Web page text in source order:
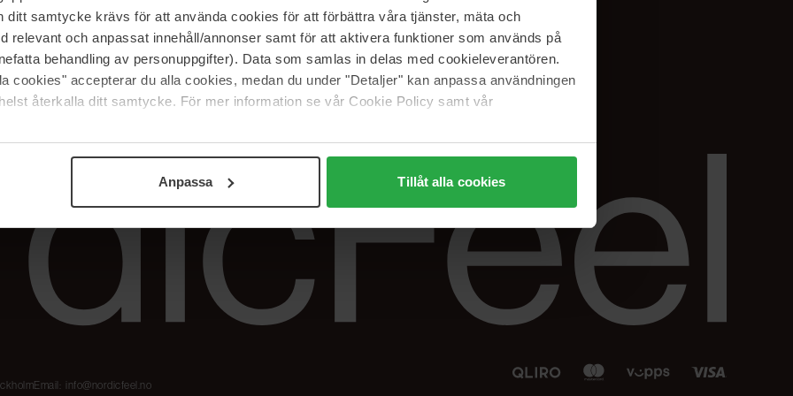
ditt samtycke krävs för att använda cookies för att förbättra våra tjänster, mäta och
relevant och anpassat innehåll/annonser samt för att aktivera funktioner som används på
behandling av personuppgifter). Data som samlas in delas med cookieleverantören.
cookies" accepterar du alla cookies, medan du under "Detaljer" kan anpassa användningen
återkalla ditt samtycke. För mer information se vår Cookie Policy samt vår
Anpassa Tillåt alla cookies
The Beauty Edit
Jobb hos oss
Samarbeidspartner
Spor bestillingen min
Retur og reklamasjon
Blush har blitt
Nordicfeel
Instagram
Linkedin
Email: info@nordicfeel.no